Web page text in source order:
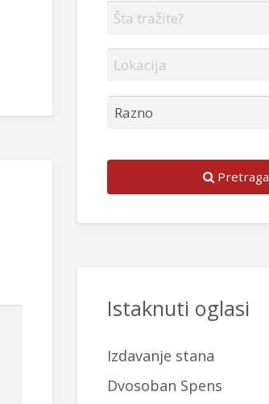
Pretraga
Istaknuti oglasi
Izdavanje stana
Dvosoban Spens